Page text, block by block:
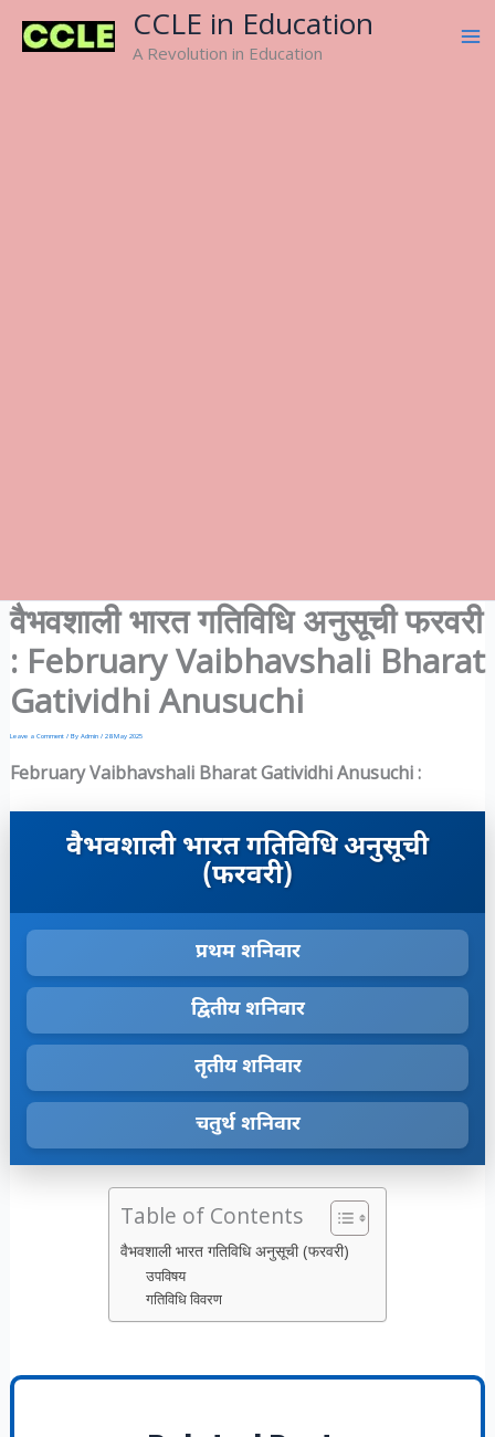
CCLE in Education
A Revolution in Education
वैभवशाली भारत गतिविधि अनुसूची फरवरी
: February Vaibhavshali Bharat
Gatividhi Anusuchi
Leave a Comment / By Admin / 28 May 2025
February Vaibhavshali Bharat Gatividhi Anusuchi :
वैभवशाली भारत गतिविधि अनुसूची
(फरवरी)
प्रथम शनिवार
द्वितीय शनिवार
तृतीय शनिवार
चतुर्थ शनिवार
Table of Contents
वैभवशाली भारत गतिविधि अनुसूची (फरवरी)
उपविषय
गतिविधि विवरण